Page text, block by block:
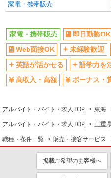
家電・携帯販売
家電・携帯販売 即日勤務OK
Web面接OK
未経験歓迎
英語が活かせる
語学力を
高収入・高額
ボーナス・
アルバイト・バイト・求人TOP 東海
アルバイト・バイト・求人TOP 三重
職種・条件一覧 販売・接客サービス
掲載ご希望のお客様へ